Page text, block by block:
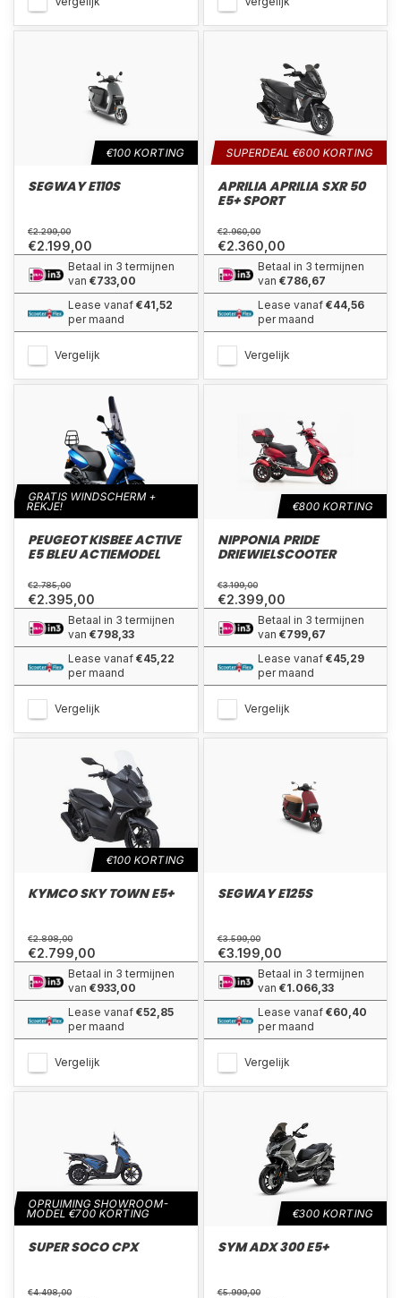
€100 KORTING
SEGWAY E110S
€2.299,00
€2.199,00
Betaal in 3 termijnen
van €733,00
Lease vanaf €41,52
per maand
Vergelijk
SUPERDEAL €600 KORTING
APRILIA APRILIA SXR 50
E5+ SPORT
€2.960,00
€2.360,00
Betaal in 3 termijnen
van €786,67
Lease vanaf €44,56
per maand
Vergelijk
GRATIS WINDSCHERM +
REKJE!
PEUGEOT KISBEE ACTIVE
E5 BLEU ACTIEMODEL
€2.785,00
€2.395,00
Betaal in 3 termijnen
van €798,33
Lease vanaf €45,22
per maand
Vergelijk
€800 KORTING
NIPPONIA PRIDE
DRIEWIELSCOOTER
€3.199,00
€2.399,00
Betaal in 3 termijnen
van €799,67
Lease vanaf €45,29
per maand
Vergelijk
€100 KORTING
KYMCO SKY TOWN E5+
€2.898,00
€2.799,00
Betaal in 3 termijnen
van €933,00
Lease vanaf €52,85
per maand
Vergelijk
SEGWAY E125S
€3.599,00
€3.199,00
Betaal in 3 termijnen
van €1.066,33
Lease vanaf €60,40
per maand
Vergelijk
OPRUIMING SHOWROOM-
MODEL €700 KORTING
SUPER SOCO CPX
€4.498,00
€300 KORTING
SYM ADX 300 E5+
€5.999,00